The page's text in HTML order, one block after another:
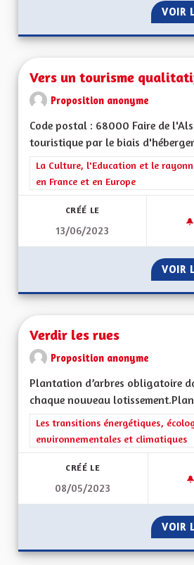
VOIR
Vers un tourisme
Proposition anonyme
Code postal : 68000 Faire de
touristique par le biais
Filtrer les résultats de la catégorie
La Culture, l'Education et le
en France et en Europe
CRÉÉ LE
13/06/2023
VOIR
Verdir les rues
Proposition anonyme
Plantation d’arbres obligatoire
chaque nouveau
Filtrer les résultats de la catégorie
Les transitions énergétiques,
environnementales et climatiques
CRÉÉ LE
08/05/2023
VOIR